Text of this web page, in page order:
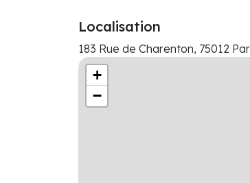
Localisation
183 Rue de Charenton, 75012
+
−